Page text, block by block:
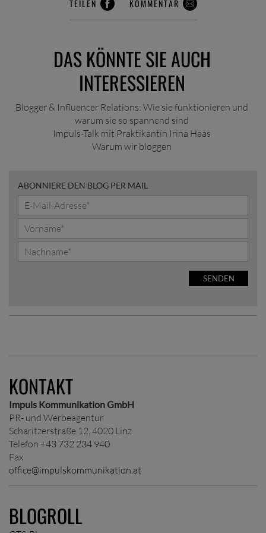
TEILEN KOMMENTAR
DAS KÖNNTE SIE AUCH
INTERESSIEREN
Blogger & Influencer Relations: Wie sie funktionieren und
warum sie so spannend sind
Impuls-Talk mit Praktikantin Irina Haas
Warum wir bloggen
ABONNIERE DEN BLOG PER MAIL
SENDEN
KONTAKT
Impuls Kommunikation GmbH
PR- und Werbeagentur
Scharitzerstraße 12, 4020 Linz
Telefon +43 732 234 940
Fax
office@impulskommunikation.at
BLOGROLL